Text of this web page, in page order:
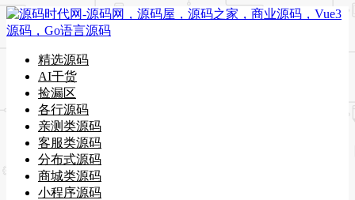
精选源码
AI干货
捡漏区
各行源码
亲测类源码
客服类源码
分布式源码
商城类源码
小程序源码